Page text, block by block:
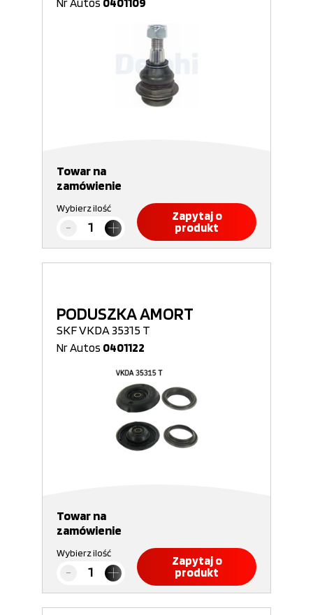
Nr Autos 0401109
Towar na
zamówienie
Wybierz ilość
Zapytaj o
produkt
PODUSZKA AMORT
SKF VKDA 35315 T
Nr Autos 0401122
Towar na
zamówienie
Wybierz ilość
Zapytaj o
produkt